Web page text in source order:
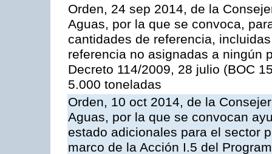
Orden, 24 sep 2014, de la
Aguas, por la que se convoca,
cantidades de referencia,
referencia no asignadas a ningún
Decreto 114/2009, 28 julio (BOC
5.000 toneladas
Orden, 10 oct 2014, de la
Aguas, por la que se convocan
estado adicionales para el sector
marco de la Acción I.5 del